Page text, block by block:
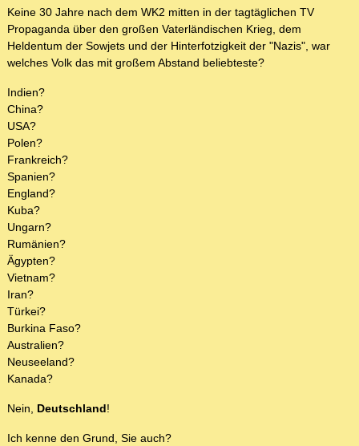
Keine 30 Jahre nach dem WK2 mitten in der tagtäglichen TV
Propaganda über den großen Vaterländischen Krieg, dem
Heldentum der Sowjets und der Hinterfotzigkeit der "Nazis", war
welches Volk das mit großem Abstand beliebteste?
Indien?
China?
USA?
Polen?
Frankreich?
Spanien?
England?
Kuba?
Ungarn?
Rumänien?
Ägypten?
Vietnam?
Iran?
Türkei?
Burkina Faso?
Australien?
Neuseeland?
Kanada?
Nein, Deutschland!
Ich kenne den Grund, Sie auch?